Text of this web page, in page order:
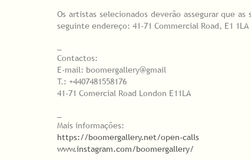
Os artistas selecionados deverão assegurar que
seguinte endereço: 41-71 Commercial Road, E1
Contactos:
E-mail: boomergallery@gmail
T.: +4407481558176
41-71 Comercial Road London E11LA
Mais informações:
https://boomergallery.net/open-calls
www.instagram.com/boomergallery/